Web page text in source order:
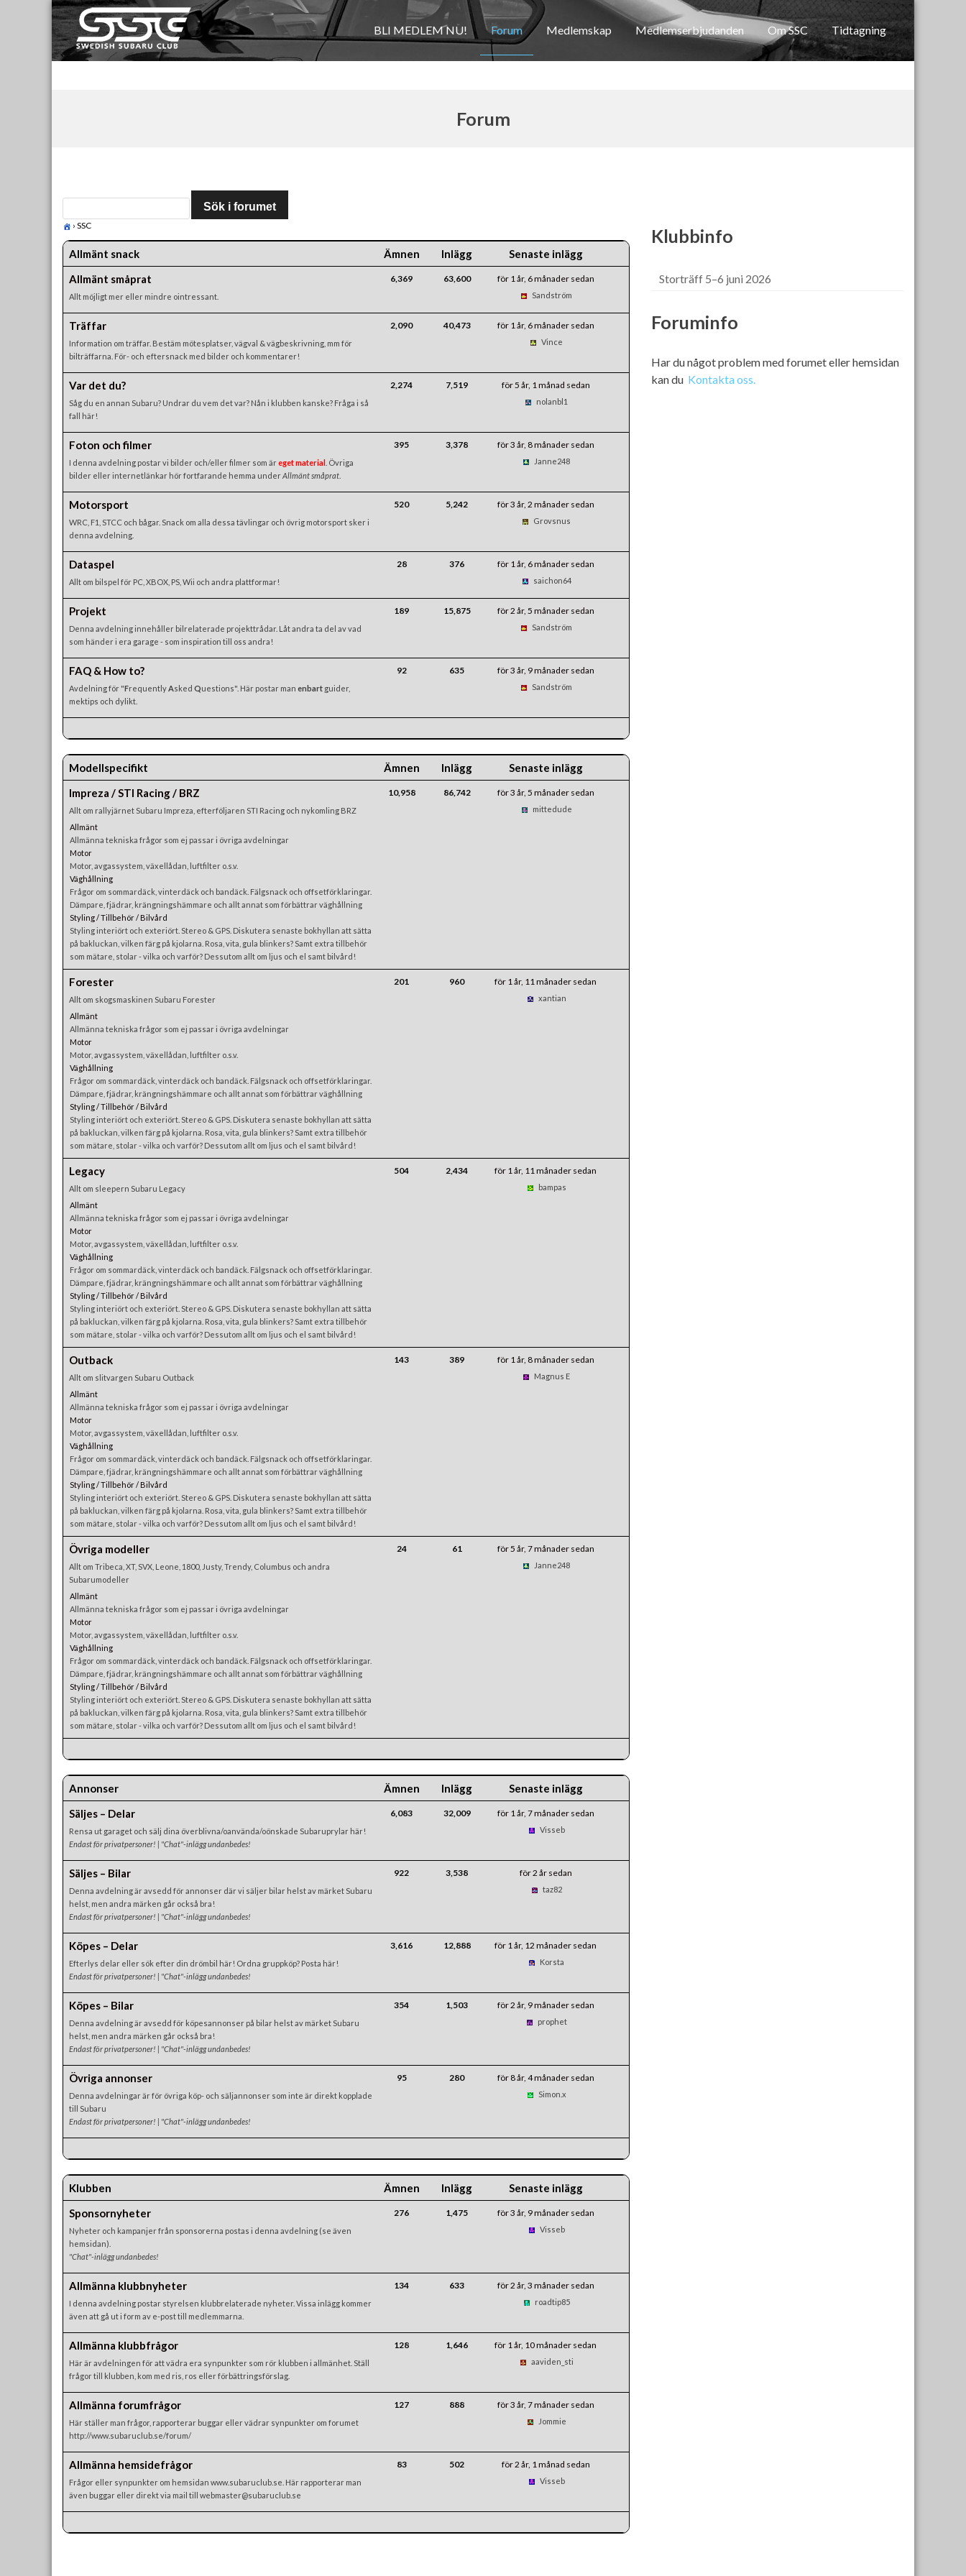
Skip
to
content
Swedish Subaru Club
För oss som älskar Subaru!
BLI MEDLEM NU! Forum Medlemskap Medlemserbjudanden Om SSC Tidtagning
Forum
› SSC
Allmänt snack Ämnen Inlägg
Senaste inlägg
Allmänt småprat
Allt möjligt mer eller mindre ointressant.
6,369 63,600 för 1 år, 6 månader sedan
Sandström
Träffar
Information om träffar. Bestäm mötesplatser, vägval & vägbeskrivning, mm för
bilträffarna. För- och eftersnack med bilder och kommentarer!
2,090 40,473 för 1 år, 6 månader sedan
Vince
Var det du?
Såg du en annan Subaru? Undrar du vem det var? Nån i klubben kanske? Fråga i så
fall här!
2,274 7,519 för 5 år, 1 månad sedan
nolanbl1
Foton och filmer
I denna avdelning postar vi bilder och/eller filmer som äreget material . Övriga
bilder eller internetlänkar hör fortfarande hemma underAllmänt småprat
395 3,378 för 3 år, 8 månader sedan
Janne248
Motorsport
WRC, F1, STCC och bågar. Snack om alla dessa tävlingar och övrig motorsport sker i
denna avdelning.
520 5,242 för 3 år, 2 månader sedan
Grovsnus
Dataspel
Allt om bilspel för PC, XBOX, PS, Wii och andra plattformar!
28 376 för 1 år, 6 månader sedan
saichon64
Projekt
Denna avdelning innehåller bilrelaterade projekttrådar. Låt andra ta del av vad
som händer i era garage - som inspiration till oss andra!
189 15,875 för 2 år, 5 månader sedan
Sandström
FAQ & How to?
Avdelning för "FrequentlyAsked Questions". Här postar man enbart guider,
mektips och dylikt.
92 635 för 3 år, 9 månader sedan
Sandström
Modellspecifikt Ämnen Inlägg
Senaste inlägg
Impreza / STI Racing / BRZ
Allt om rallyjärnet Subaru Impreza, efterföljaren STI Racing och nykomling BRZ
Allmänt
Allmänna tekniska frågor som ej passar i övriga avdelningar
Motor
Motor, avgassystem, växellådan, luftfilter o.s.v.
Väghållning
Frågor om sommardäck, vinterdäck och bandäck. Fälgsnack och offsetförklaringar.
Dämpare, fjädrar, krängningshämmare och allt annat som förbättrar väghållning
Styling / Tillbehör / Bilvård
Styling interiört och exteriört. Stereo & GPS. Diskutera senaste bokhyllan att sätta
på bakluckan, vilken färg på kjolarna. Rosa, vita, gula blinkers? Samt extra tillbehör
som mätare, stolar - vilka och varför? Dessutom allt om ljus och el samt bilvård!
10,958 86,742 för 3 år, 5 månader sedan
mittedude
Forester
Allt om skogsmaskinen Subaru Forester
Allmänt
Allmänna tekniska frågor som ej passar i övriga avdelningar
Motor
Motor, avgassystem, växellådan, luftfilter o.s.v.
Väghållning
Frågor om sommardäck, vinterdäck och bandäck. Fälgsnack och offsetförklaringar.
Dämpare, fjädrar, krängningshämmare och allt annat som förbättrar väghållning
Styling / Tillbehör / Bilvård
Styling interiört och exteriört. Stereo & GPS. Diskutera senaste bokhyllan att sätta
på bakluckan, vilken färg på kjolarna. Rosa, vita, gula blinkers? Samt extra tillbehör
som mätare, stolar - vilka och varför? Dessutom allt om ljus och el samt bilvård!
201 960 för 1 år, 11 månader sedan
xantian
Legacy
Allt om sleepern Subaru Legacy
Allmänt
Allmänna tekniska frågor som ej passar i övriga avdelningar
Motor
Motor, avgassystem, växellådan, luftfilter o.s.v.
Väghållning
Frågor om sommardäck, vinterdäck och bandäck. Fälgsnack och offsetförklaringar.
Dämpare, fjädrar, krängningshämmare och allt annat som förbättrar väghållning
Styling / Tillbehör / Bilvård
Styling interiört och exteriört. Stereo & GPS. Diskutera senaste bokhyllan att sätta
på bakluckan, vilken färg på kjolarna. Rosa, vita, gula blinkers? Samt extra tillbehör
som mätare, stolar - vilka och varför? Dessutom allt om ljus och el samt bilvård!
504 2,434 för 1 år, 11 månader sedan
bampas
Outback
Allt om slitvargen Subaru Outback
Allmänt
Allmänna tekniska frågor som ej passar i övriga avdelningar
Motor
Motor, avgassystem, växellådan, luftfilter o.s.v.
Väghållning
Frågor om sommardäck, vinterdäck och bandäck. Fälgsnack och offsetförklaringar.
Dämpare, fjädrar, krängningshämmare och allt annat som förbättrar väghållning
Styling / Tillbehör / Bilvård
Styling interiört och exteriört. Stereo & GPS. Diskutera senaste bokhyllan att sätta
på bakluckan, vilken färg på kjolarna. Rosa, vita, gula blinkers? Samt extra tillbehör
som mätare, stolar - vilka och varför? Dessutom allt om ljus och el samt bilvård!
143 389 för 1 år, 8 månader sedan
Magnus E
Övriga modeller
Allt om Tribeca, XT, SVX, Leone, 1800, Justy, Trendy, Columbus och andra
Subarumodeller
Allmänt
Allmänna tekniska frågor som ej passar i övriga avdelningar
Motor
Motor, avgassystem, växellådan, luftfilter o.s.v.
Väghållning
Frågor om sommardäck, vinterdäck och bandäck. Fälgsnack och offsetförklaringar.
Dämpare, fjädrar, krängningshämmare och allt annat som förbättrar väghållning
Styling / Tillbehör / Bilvård
Styling interiört och exteriört. Stereo & GPS. Diskutera senaste bokhyllan att sätta
på bakluckan, vilken färg på kjolarna. Rosa, vita, gula blinkers? Samt extra tillbehör
som mätare, stolar - vilka och varför? Dessutom allt om ljus och el samt bilvård!
24 61 för 5 år, 7 månader sedan
Janne248
Annonser Ämnen Inlägg
Senaste inlägg
Säljes – Delar
Rensa ut garaget och sälj dina överblivna/oanvända/oönskade Subaruprylar här!
Endast för privatpersoner! | "Chat"-inlägg undanbedes!
6,083 32,009 för 1 år, 7 månader sedan
Visseb
Säljes – Bilar
Denna avdelning är avsedd för annonser där vi säljer bilar helst av märket Subaru
helst, men andra märken går också bra!
Endast för privatpersoner! | "Chat"-inlägg undanbedes!
922 3,538 för 2 år sedan
taz82
Köpes – Delar
Efterlys delar eller sök efter din drömbil här! Ordna gruppköp? Posta här!
Endast för privatpersoner! | "Chat"-inlägg undanbedes!
3,616 12,888 för 1 år, 12 månader sedan
Korsta
Köpes – Bilar
Denna avdelning är avsedd för köpesannonser på bilar helst av märket Subaru
helst, men andra märken går också bra!
Endast för privatpersoner! | "Chat"-inlägg undanbedes!
354 1,503 för 2 år, 9 månader sedan
prophet
Övriga annonser
Denna avdelningar är för övriga köp- och säljannonser som inte är direkt kopplade
till Subaru
Endast för privatpersoner! | "Chat"-inlägg undanbedes!
95 280 för 8 år, 4 månader sedan
Simon.x
Klubben Ämnen Inlägg
Senaste inlägg
Sponsornyheter
Nyheter och kampanjer från sponsorerna postas i denna avdelning (se även
hemsidan).
"Chat"-inlägg undanbedes!
276 1,475 för 3 år, 9 månader sedan
Visseb
Allmänna klubbnyheter
I denna avdelning postar styrelsen klubbrelaterade nyheter. Vissa inlägg kommer
även att gå ut i form av e-post till medlemmarna.
134 633 för 2 år, 3 månader sedan
roadtip85
Allmänna klubbfrågor
Här är avdelningen för att vädra era synpunkter som rör klubben i allmänhet. Ställ
frågor till klubben, kom med ris, ros eller förbättringsförslag.
128 1,646 för 1 år, 10 månader sedan
aaviden_sti
Allmänna forumfrågor
Här ställer man frågor, rapporterar buggar eller vädrar synpunkter om forumet
http://www.subaruclub.se/forum/
127 888 för 3 år, 7 månader sedan
Jommie
Allmänna hemsidefrågor
Frågor eller synpunkter om hemsidan www.subaruclub.se. Här rapporterar man
även buggar eller direkt via mail till webmaster@subaruclub.se
83 502 för 2 år, 1 månad sedan
Visseb
Klubbinfo
Storträff 5–6 juni 2026
Foruminfo
Har du något problem med forumet eller hemsidan
kan du Kontakta oss.